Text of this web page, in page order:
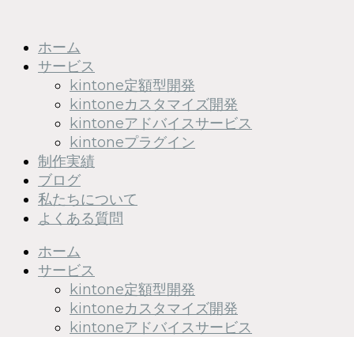
ホーム
サービス
kintone定額型開発
kintoneカスタマイズ開発
kintoneアドバイスサービス
kintoneプラグイン
制作実績
ブログ
私たちについて
よくある質問
ホーム
サービス
kintone定額型開発
kintoneカスタマイズ開発
kintoneアドバイスサービス